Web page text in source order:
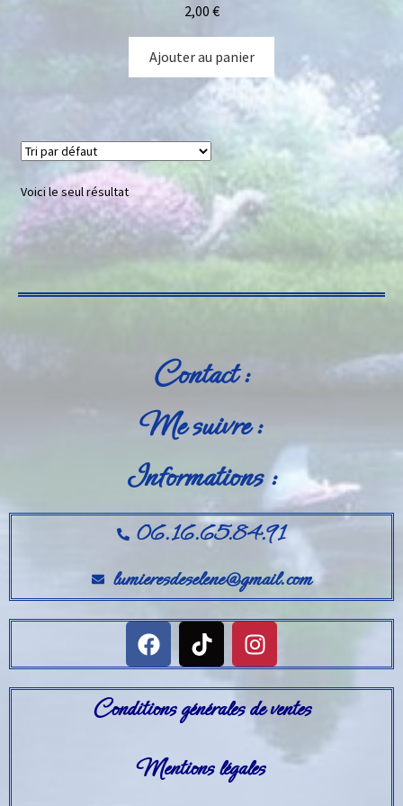
2,00 €
Ajouter au panier
Voici le seul résultat
Contact :
Me suivre :
Informations :
06.16.65.84.91
lumieresdeselene@gmail.com
Conditions générales de ventes
Mentions légales